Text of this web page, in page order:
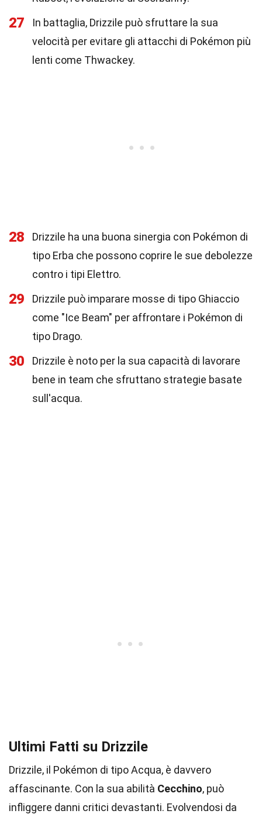
27
In battaglia, Drizzile può sfruttare la sua
velocità per evitare gli attacchi di Pokémon più
lenti come Thwackey.
28
Drizzile ha una buona sinergia con Pokémon di
tipo Erba che possono coprire le sue debolezze
contro i tipi Elettro.
29
Drizzile può imparare mosse di tipo Ghiaccio
come "Ice Beam" per affrontare i Pokémon di
tipo Drago.
30
Drizzile è noto per la sua capacità di lavorare
bene in team che sfruttano strategie basate
sull'acqua.
Ultimi Fatti su Drizzile
Drizzile, il Pokémon di tipo Acqua, è davvero
affascinante. Con la sua abilità Cecchino, può
infliggere danni critici devastanti. Evolvendosi da